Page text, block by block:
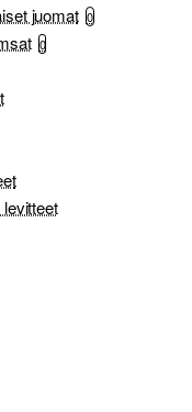
juomat 0
0